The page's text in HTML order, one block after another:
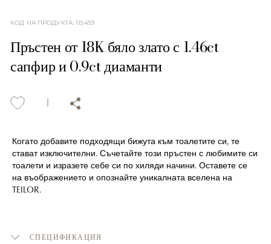
КОД НА ПРОДУКТА:115459
Пръстен от 18K бяло злато с 1.46ct
сапфир и 0.9ct диаманти
Когато добавите подходящи бижута към тоалетите си, те
стават изключителни. Съчетайте този пръстен с любимите си
тоалети и изразете себе си по хиляди начини. Оставете се
на въображението и опознайте уникалната вселена на
TEILOR.
СПЕЦИФИКАЦИЯ